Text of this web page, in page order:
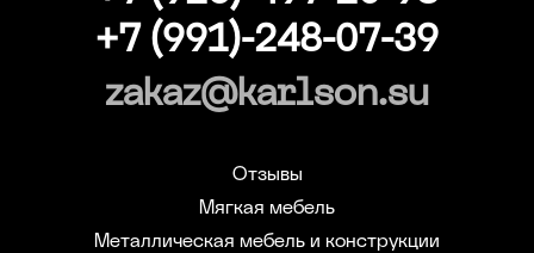
+7 (991)-248-07-39
zakaz@karlson.su
Отзывы
Мягкая мебель
Металлическая мебель и конструкции